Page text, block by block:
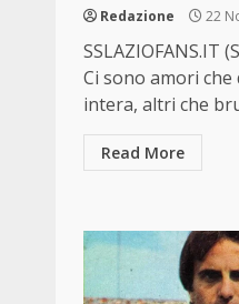
Redazione 22
SSLAZIOFANS.IT
Ci sono amori
intera, altri che
Read More